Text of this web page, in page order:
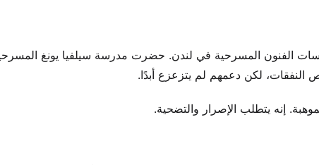
الفنون المسرحية في لندن. حضرت مدرسة سيلفيا يونغ المسرحية
النفقات، لكن دعمهم لم يتزعزع أبدًا.
إنه يتطلب الإصرار والتضحية.